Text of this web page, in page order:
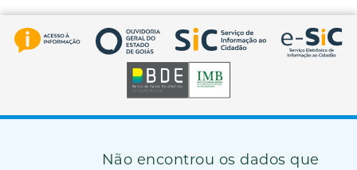
Não encontrou os dados que